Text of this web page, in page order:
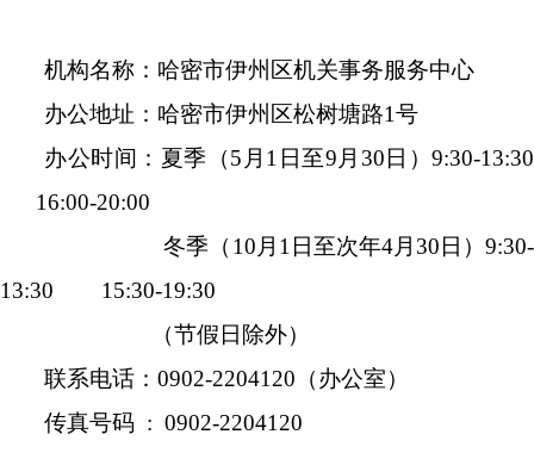
机构名称：哈密市伊州区机关事务服务中心
办公地址：哈密市伊州区松树塘路1号
办公时间： 夏季（5 月 1 日至9 月 30 日）9:30-13:30
16:00-20:00
冬季（ 10 月 1 日至次年4月 30 日）9:30-
13:30 15:30-19:30
（节假日除外）
联系电话：0902-2204120 （办公室）
传真号码 : 0902-2204120